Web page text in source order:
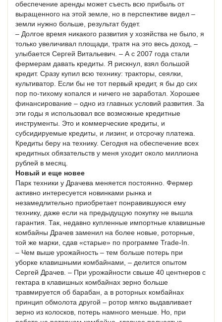
обеспечение аренды может съесть всю прибыль от
выращенного на этой земле, но в перспективе видел –
земли нужно больше, результат будет.
– Долгое время никакого развития у хозяйства не было, я
только увеличивал площади, тратя на это весь доход, –
улыбается Сергей Витальевич. – А с 2007 года стали
фермерам давать кредиты. Я рискнул, взял большой
кредит. Сразу купил всю технику: тракторы, сеялки,
культиватор. Если бы не тот первый кредит, я бы до сих
пор по-тихому копался и ничего не заработал. Хорошее
финансирование – одно из главных условий развития. За
эти годы я использовал все возможные кредитные
инструменты. Это и коммерческие кредиты, и
субсидируемые кредиты, и лизинг, и отсрочку платежа.
Кредиты беру на технику. Сегодня на обеспечение всех
кредитных обязательств у меня уходит около миллиона
рублей в месяц.
Новый и еще новее
Парк техники у Драчева меняется постоянно. Фермер
активно интересуется новинками рынка и
незамедлительно приобретает понравившуюся ему
технику, даже если на предыдущую покупку не вышла
гарантия. Так, недавно купленные импортные клавишные
комбайны Драчев заменил на более новые, роторные,
той же марки, сдав «старые» по программе Trade-In.
– Чем выше урожайность – тем больше потерь при
уборке клавишными комбайнами, – делится опытом
Сергей Драчев. – При урожайности свыше 40 центнеров с
гектара в клавишных комбайнах зерно больше
травмируется об барабан, а в роторных комбайнах
принцип обмолота другой – ротор мягко выдавливает
зерно из колосков, потерь намного меньше. Но, при